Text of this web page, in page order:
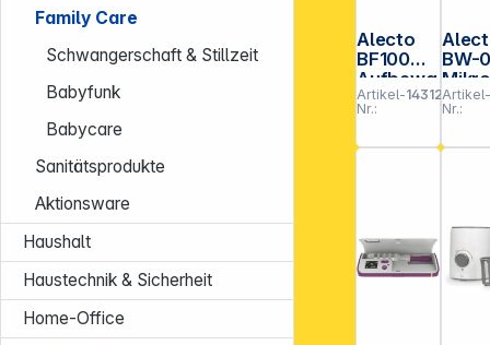
Family Care
Schwangerschaft & Stillzeit
Babyfunk
Babycare
Sanitätsprodukte
Aktionsware
Haushalt
Haustechnik & Sicherheit
Home-Office
Alecto
BF100
Aufbewa
hrungsb
eutel für
Muttermi
lch 220
Artikel-
Nr.:
143126
BW-
len
or
Artikel-
Nr.: